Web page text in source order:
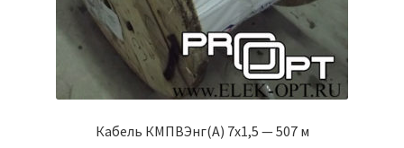
Кабель КМПВЭнг(А) 7х1,5 — 507 м